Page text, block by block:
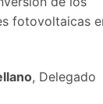
fotovoltaicas
, Delegado